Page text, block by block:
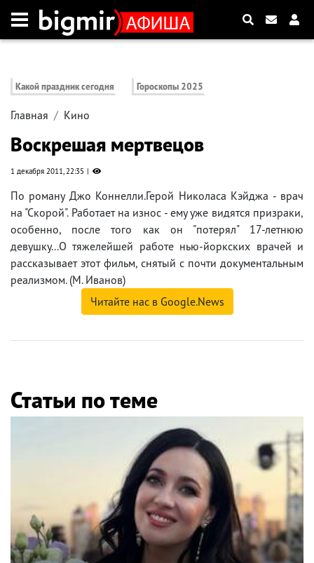
Какой праздник сегодня Гороскопы 2025
Главная Кино
Воскрешая мертвецов
1 декабря 2011, 22:35
По роману Джо Коннелли.Герой Николаса Кэйджа - врач
на "Скорой". Работает на износ - ему уже видятся призраки,
особенно, после того как он "потерял" 17-летнюю
девушку...О тяжелейшей работе нью-йоркских врачей и
рассказывает этот фильм, снятый с почти документальным
реализмом. (М. Иванов)
Читайте нас в Google.News
Статьи по теме